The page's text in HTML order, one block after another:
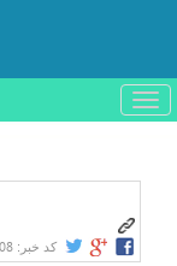
باز
و
کد خبر: